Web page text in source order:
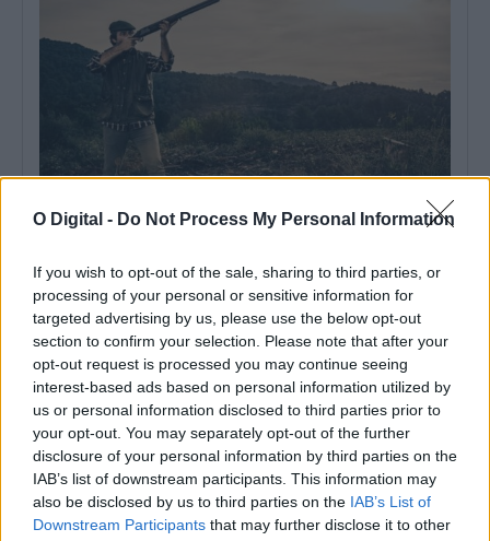
O Digital - Do Not Process My Personal Information
If you wish to opt-out of the sale, sharing to third parties, or
processing of your personal or sensitive information for
targeted advertising by us, please use the below opt-out
section to confirm your selection. Please note that after your
opt-out request is processed you may continue seeing
interest-based ads based on personal information utilized by
us or personal information disclosed to third parties prior to
your opt-out. You may separately opt-out of the further
disclosure of your personal information by third parties on the
IAB’s list of downstream participants. This information may
also be disclosed by us to third parties on the IAB’s List of
Downstream Participants that may further disclose it to other
Zona de Caça Municipal de Vila Viçosa 2: PAE e condições de
candidatura já estão disponíveis
O Município de Vila Viçosa disponibilizou para consulta pública o
Plano Anual de Exploração...
8 Agosto, 2026 - 18:30